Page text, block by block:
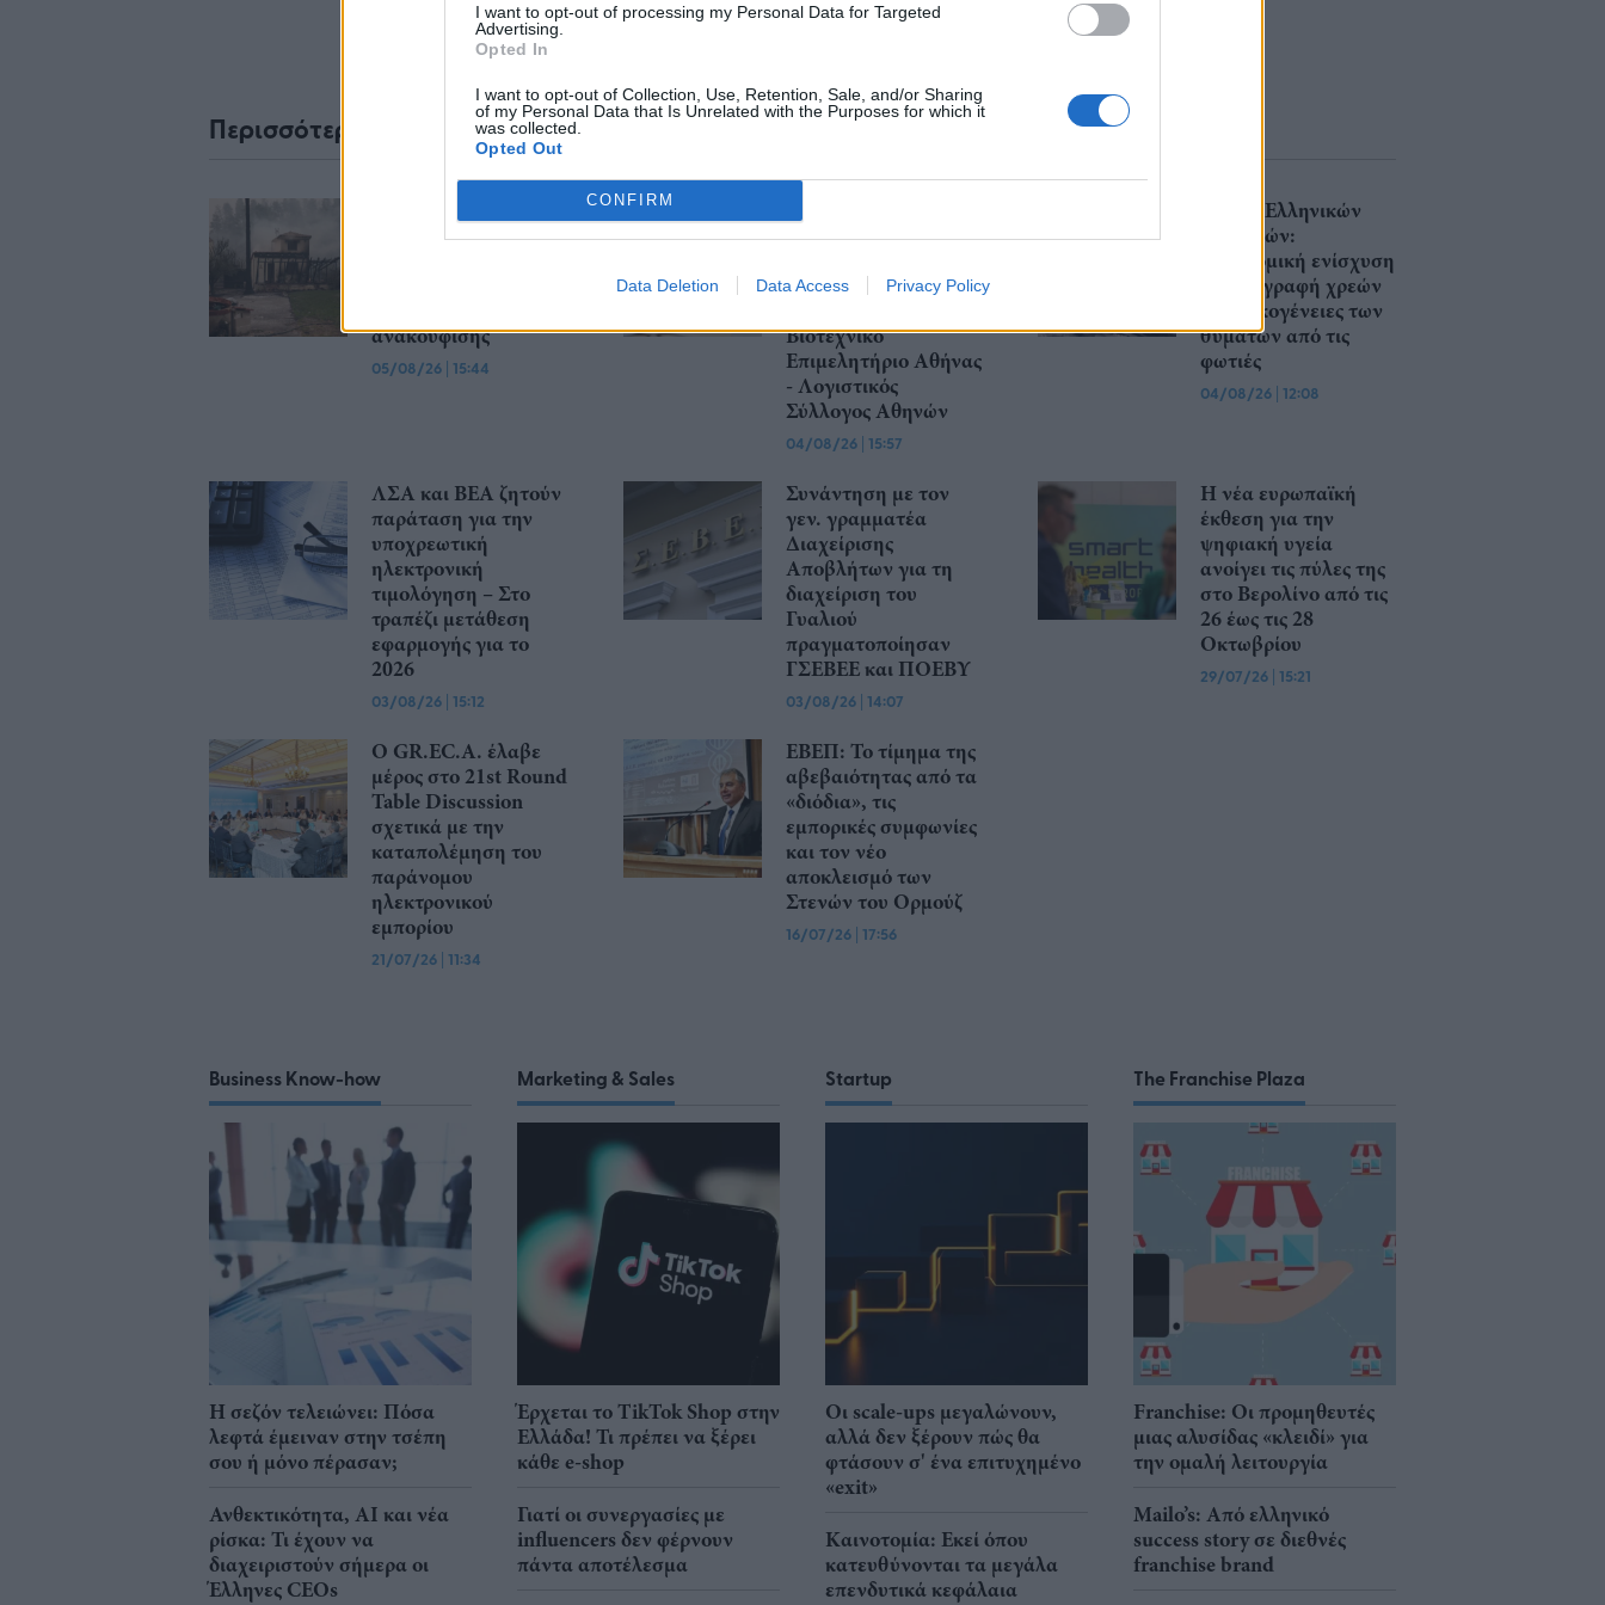
I want to opt-out of processing my Personal Data for Targeted
Advertising.
Opted In
I want to opt-out of Collection, Use, Retention, Sale, and/or Sharing
of my Personal Data that Is Unrelated with the Purposes for which it
was collected.
Opted Out
CONFIRM
Data Deletion Data Access Privacy Policy
Περισσότερα από το
τις οχλήσεις προς
ανακούφισης
05/08/26 | 15:44
υποχρεωτική
τιμολόγηση μέσω
Βιοτεχνικό
Επιμελητήριο Αθήνας
- Λογιστικός
Σύλλογος Αθηνών
04/08/26 | 15:57
Ένωση Ελληνικών
Τραπεζών:
Οικονομική ενίσχυση
και διαγραφή χρεών
στις οικογένειες των
θυμάτων από τις
φωτιές
04/08/26 | 12:08
ΛΣΑ και ΒΕΑ ζητούν
παράταση για την
υποχρεωτική
ηλεκτρονική
τιμολόγηση – Στο
τραπέζι μετάθεση
εφαρμογής για το
2026
03/08/26 | 15:12
Συνάντηση με τον
γεν. γραμματέα
Διαχείρισης
Αποβλήτων για τη
διαχείριση του
Γυαλιού
πραγματοποίησαν
ΓΣΕΒΕΕ και ΠΟΕΒΥ
03/08/26 | 14:07
Η νέα ευρωπαϊκή
έκθεση για την
ψηφιακή υγεία
ανοίγει τις πύλες της
στο Βερολίνο από τις
26 έως τις 28
Οκτωβρίου
29/07/26 | 15:21
Ο GR.EC.A. έλαβε
μέρος στο 21st Round
Table Discussion
σχετικά με την
καταπολέμηση του
παράνομου
ηλεκτρονικού
εμπορίου
21/07/26 | 11:34
ΕΒΕΠ: Το τίμημα της
αβεβαιότητας από τα
«διόδια», τις
εμπορικές συμφωνίες
και τον νέο
αποκλεισμό των
Στενών του Ορμούζ
16/07/26 | 17:56
Business Know-how
Η σεζόν τελειώνει: Πόσα
λεφτά έμειναν στην τσέπη
σου ή μόνο πέρασαν;
Ανθεκτικότητα, AI και νέα
ρίσκα: Τι έχουν να
διαχειριστούν σήμερα οι
Έλληνες CEOs
Marketing & Sales
Έρχεται το TikTok Shop στην
Ελλάδα! Τι πρέπει να ξέρει
κάθε e-shop
Γιατί οι συνεργασίες με
influencers δεν φέρνουν
πάντα αποτέλεσμα
Startup
Οι scale-ups μεγαλώνουν,
αλλά δεν ξέρουν πώς θα
φτάσουν σ' ένα επιτυχημένο
«exit»
Καινοτομία: Εκεί όπου
κατευθύνονται τα μεγάλα
επενδυτικά κεφάλαια
The Franchise Plaza
Franchise: Οι προμηθευτές
μιας αλυσίδας «κλειδί» για
την ομαλή λειτουργία
Mailo’s: Από ελληνικό
success story σε διεθνές
franchise brand